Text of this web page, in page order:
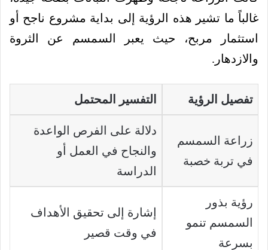
غالباً ما تشير هذه الرؤية إلى بداية مشروع ناجح أو
استثمار مربح، حيث يعبر السمسم عن الثروة
والازدهار.
تفصيل الرؤية التفسير المحتمل
زراعة السمسم
في تربة خصبة
دلالة على الفرص الواعدة
والنجاح في العمل أو
الدراسة
رؤية بذور
السمسم تنمو
بسرعة
إشارة إلى تحقيق الأهداف
في وقت قصير